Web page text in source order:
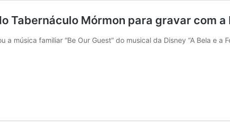
Tabernáculo Mórmon para gravar com a
a música familiar “Be Our Guest” do musical da Disney “A Bela e